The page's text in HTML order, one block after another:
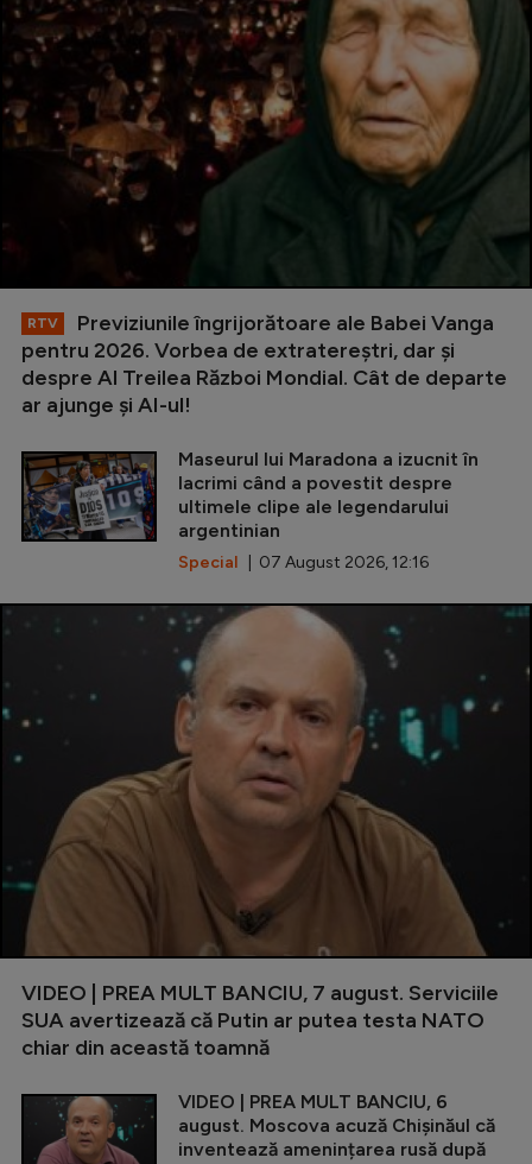
RTV
Previziunile îngrijorătoare ale Babei Vanga
pentru 2026. Vorbea de extratereștri, dar și
despre Al Treilea Război Mondial. Cât de departe
ar ajunge și AI-ul!
Maseurul lui Maradona a izucnit în
lacrimi când a povestit despre
ultimele clipe ale legendarului
argentinian
Special | 07 August 2026, 12:16
VIDEO | PREA MULT BANCIU, 7 august. Serviciile
SUA avertizează că Putin ar putea testa NATO
chiar din această toamnă
VIDEO | PREA MULT BANCIU, 6
august. Moscova acuză Chișinăul că
inventează amenințarea rusă după